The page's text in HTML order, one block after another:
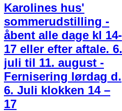
Karolines hus'
sommerudstilling -
åbent alle dage kl 14-
17 eller efter aftale. 6.
juli til 11. august -
Fernisering lørdag d.
6. Juli klokken 14 –
17